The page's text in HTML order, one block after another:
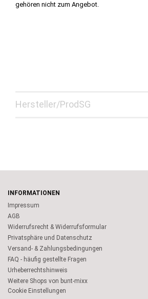
gehören nicht zum Angebot.
Hersteller/ProdSG
INFORMATIONEN
Impressum
AGB
Widerrufsrecht & Widerrufsformular
Privatsphäre und Datenschutz
Versand- & Zahlungsbedingungen
FAQ - häufig gestellte Fragen
Urheberrechtshinweis
Weitere Shops von bunt-mixx
Cookie Einstellungen